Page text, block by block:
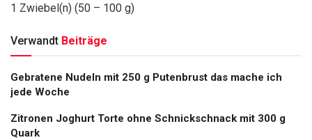
1 Zwiebel(n) (50 – 100 g)
Verwandt Beiträge
Gebratene Nudeln mit 250 g Putenbrust das mache ich
jede Woche
Zitronen Joghurt Torte ohne Schnickschnack mit 300 g
Quark